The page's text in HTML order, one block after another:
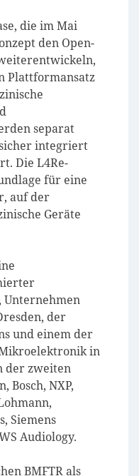
die im Mai
den Open-
Plattformansatz
separat
integriert
Die L4Re-
für eine
auf der
Geräte
Unternehmen
der
und einem der
in
der zweiten
Bosch, NXP,
Siemens
Audiology.
BMFTR als